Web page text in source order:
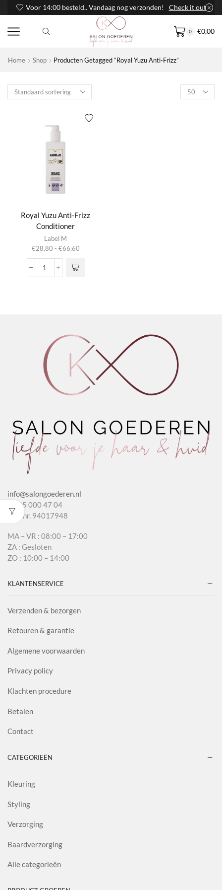
Voor 14:00 besteld.. Vandaag nog verzonden! Check it out
0 €0,00
Home Shop Producten Getagged “Royal Yuzu Anti-Frizz”
Products
per
Royal Yuzu Anti-Frizz
Conditioner
Label M
€28,80 - €66,60Prijsklasse:
tot
Royal
heeft
meerdere
Deze optie
info@salongoederen.nl
T 085 000 47 04
KvK nr. 94017948
MA – VR : 08:00 – 17:00
ZA : Gesloten
ZO : 10:00 – 14:00
KLANTENSERVICE
Verzenden & bezorgen
Retouren & garantie
Algemene voorwaarden
Privacy policy
Klachten procedure
Betalen
Contact
CATEGORIEËN
Kleuring
Styling
Verzorging
Baardverzorging
Alle categorieën